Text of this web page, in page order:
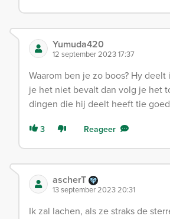
Yumuda420
12 september 2023 17:37
Waarom ben je zo boos? Hy
je het niet bevalt dan volg je het
dingen die hij deelt heeft tie goed
3 Reageer
ascherT
13 september 2023 20:31
Ik zal lachen, als ze straks de